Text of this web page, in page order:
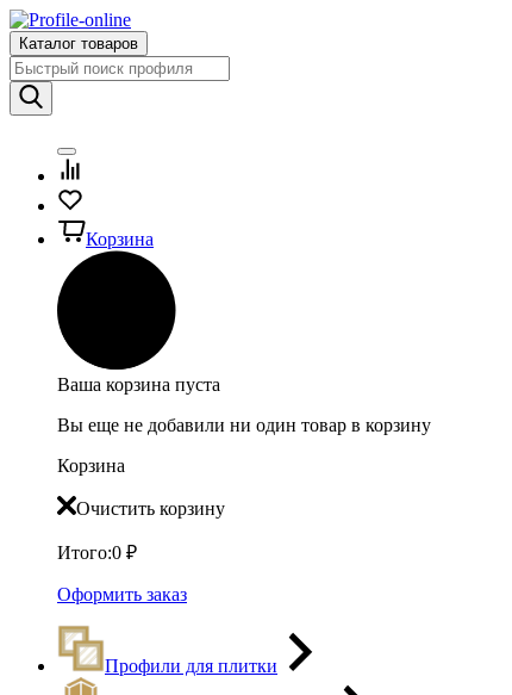
Каталог товаров
Корзина
Ваша корзина пуста
Вы еще не добавили ни один товар в корзину
Корзина
Очистить корзину
Итого:0 ₽
Оформить заказ
Профили для плитки